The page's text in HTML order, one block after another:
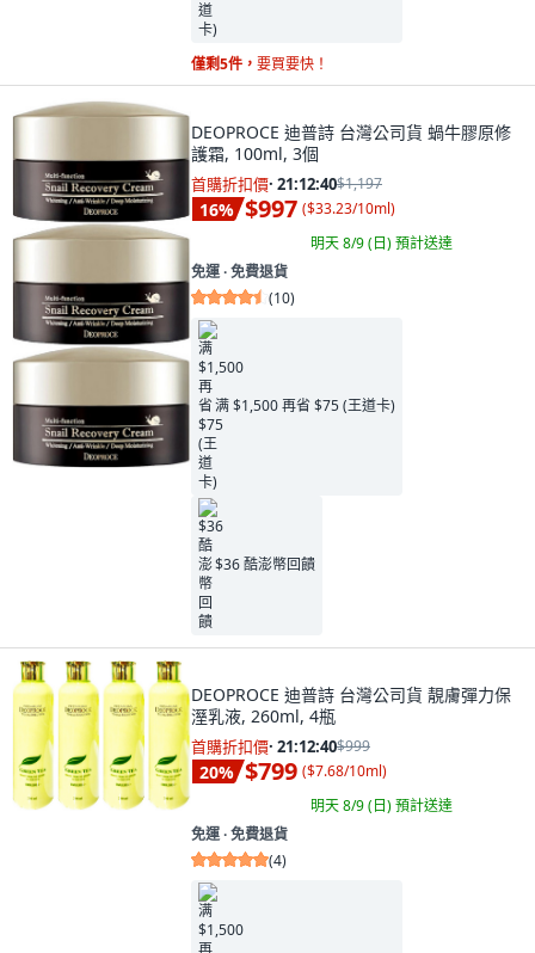
僅剩5件， 要買要快！
DEOPROCE 迪普詩 台灣公司貨 蝸牛膠原修
護霜, 100ml, 3個
首購折扣價· 21:12:39$1,197
16% $997 ($33.23/10ml)
明天 8/9 (日)預計送達
免運 ∙ 免費退貨
(10)
满 $1,500 再省 $75 (王道卡)
$36 酷澎幣回饋
DEOPROCE 迪普詩 台灣公司貨 靚膚彈力保
溼乳液, 260ml, 4瓶
首購折扣價· 21:12:39$999
20% $799 ($7.68/10ml)
明天 8/9 (日)預計送達
免運 ∙ 免費退貨
(4)